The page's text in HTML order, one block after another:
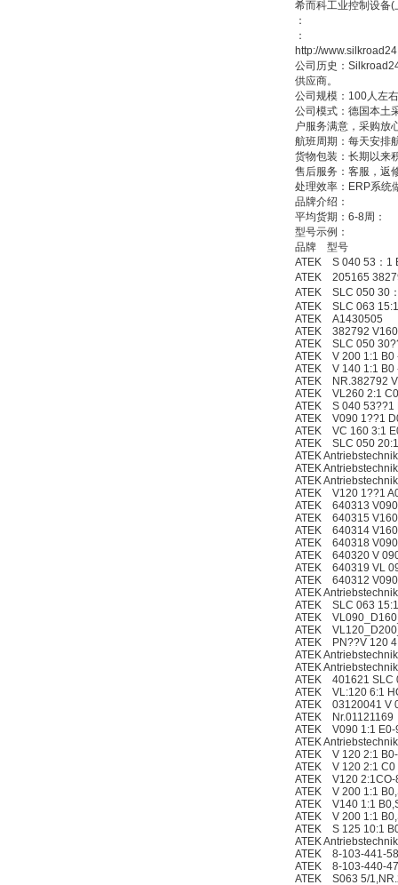
希而科工业控制设
：
：
http://
公司历史：
供应商。
公司规模：100人左右
公司模式：德国本土
户服务满意，采购放
航班周期：每天安排
货物包装：长期以来
售后服务：客服，返
处理效率：ERP系统
品牌介绍：
平均货期：6-8周：
型号示例：
品牌 型号
ATEK S 040 53：1
ATEK 205165
ATEK SLC 050 30
ATEK SLC 063
ATEK A1430505
ATEK 382792 V160
ATEK SLC 050
ATEK V 200 1:1 B0
ATEK V 140 1:1 B0
ATEK NR.382792
ATEK VL260 2:1
ATEK S 040 53??1
ATEK V090 1??1
ATEK VC 160 3:1
ATEK SLC 050
ATEK
ATEK
ATEK
ATEK V120 1??1
ATEK 640313 V090
ATEK 640315 V160
ATEK 640314 V160
ATEK 640318 V090
ATEK 640320 V
ATEK 640319 VL
ATEK 640312 V090
ATEK
ATEK SLC 063
ATEK
ATEK
ATEK PN??V 120
ATEK
ATEK
ATEK 401621 SLC
ATEK VL:120 6:1
ATEK 03120041 V
ATEK Nr.01121169
ATEK V090 1:1 E0-
ATEK
ATEK V 120 2:1
ATEK V 120 2:1 C0
ATEK V120 2:1CO-
ATEK V 200 1:1
ATEK V140 1:1
ATEK V 200 1:1
ATEK S 125 10:1
ATEK
ATEK 8-103-441-
ATEK 8-103-440-
ATEK S063 5/